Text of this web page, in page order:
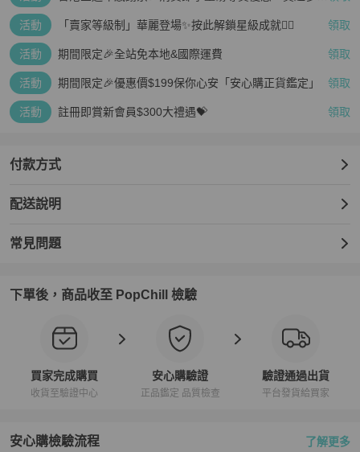
活動 「賣家等級制」華麗登場✨按此解鎖星級成就👆🏻 領取
活動 期間限定🎉全站免本地&國際運費 領取
活動 期間限定🎉優惠價$199保你心安「安心購正貨鑑定」 領取
活動 註冊即賞新會員$300大禮遇💝 領取
付款方式
配送說明
常見問題
下單後，商品收至 PopChill 檢驗
買家完成購買
收貨至驗證中心
安心購驗證
正品鑑定 品質檢查
驗證通過出貨
平台發貨給買家
安心購檢驗流程 了解更多